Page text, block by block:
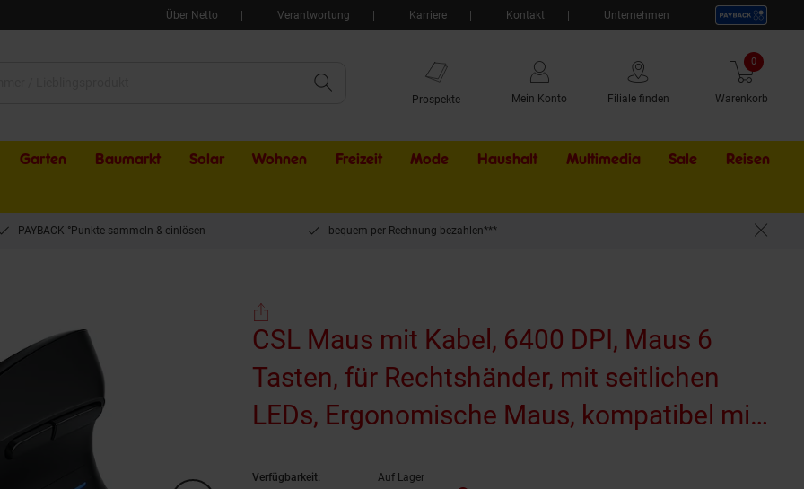
Über Netto Verantwortung Karriere Kontakt Unternehmen
Prospekte Mein Konto Filiale finden Warenkorb
0 Artikel
Garten Baumarkt Solar Wohnen Freizeit Mode Haushalt Multimedia Sale Externer
Reisen
PAYBACK °Punkte sammeln & einlösen bequem per Rechnung bezahlen***
CSL Maus mit Kabel, 6400 DPI, Maus 6
Tasten, für Rechtshänder, mit seitlichen
LEDs, Ergonomische Maus, kompatibel mit
Verfügbarkeit:
Auf Lager